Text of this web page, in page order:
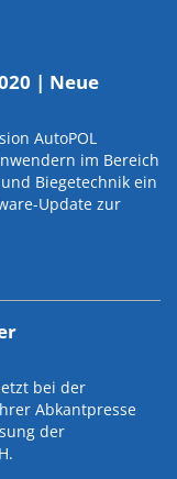
| Neue
AutoPOL
im Bereich
Biegetechnik ein
Update zur
bei der
Abkantpresse
der